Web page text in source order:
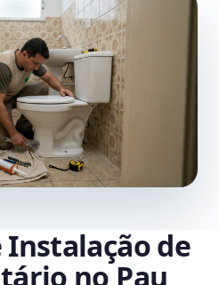
Instalação de
no Pau